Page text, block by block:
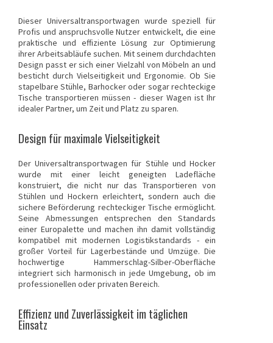
Dieser Universaltransportwagen wurde speziell für
Profis und anspruchsvolle Nutzer entwickelt, die eine
praktische und effiziente Lösung zur Optimierung
ihrer Arbeitsabläufe suchen. Mit seinem durchdachten
Design passt er sich einer Vielzahl von Möbeln an und
besticht durch Vielseitigkeit und Ergonomie. Ob Sie
stapelbare Stühle, Barhocker oder sogar rechteckige
Tische transportieren müssen - dieser Wagen ist Ihr
idealer Partner, um Zeit und Platz zu sparen.
Design für maximale Vielseitigkeit
Der Universaltransportwagen für Stühle und Hocker
wurde mit einer leicht geneigten Ladefläche
konstruiert, die nicht nur das Transportieren von
Stühlen und Hockern erleichtert, sondern auch die
sichere Beförderung rechteckiger Tische ermöglicht.
Seine Abmessungen entsprechen den Standards
einer Europalette und machen ihn damit vollständig
kompatibel mit modernen Logistikstandards - ein
großer Vorteil für Lagerbestände und Umzüge. Die
hochwertige Hammerschlag-Silber-Oberfläche
integriert sich harmonisch in jede Umgebung, ob im
professionellen oder privaten Bereich.
Effizienz und Zuverlässigkeit im täglichen
Einsatz